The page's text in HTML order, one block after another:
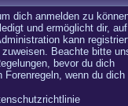
dich anmelden zu
und ermöglicht dir, auf
kann
Beachte bitte
bevor du dich
wenn du dich